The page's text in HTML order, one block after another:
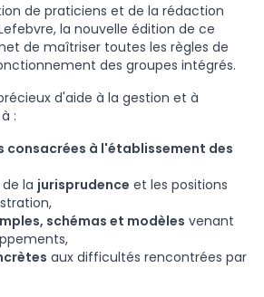
de praticiens et de la rédaction
la nouvelle édition de ce
de maîtriser toutes les règles de
des groupes intégrés.
d'aide à la gestion et à
:
consacrées à l'établissement des
la jurisprudence et les positions
schémas et modèles venant
aux difficultés rencontrées par